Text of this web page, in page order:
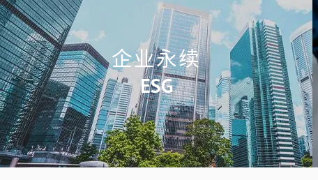
企业永续
ESG